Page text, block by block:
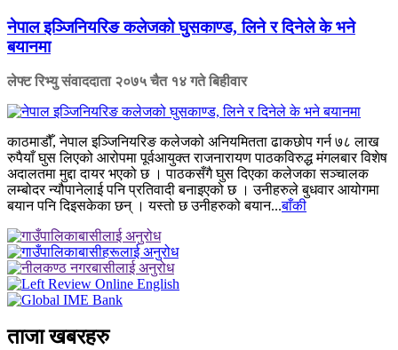
नेपाल इञ्जिनियरिङ कलेजको घुसकाण्ड, लिने र दिनेले के भने
बयानमा
लेफ्ट रिभ्यु संवाददाता २०७५ चैत १४ गते बिहीवार
काठमाडौँ, नेपाल इञ्जिनियरिङ कलेजको अनियमितता ढाकछोप गर्न ७८ लाख
रुपैयाँ घुस लिएको आरोपमा पूर्वआयुक्त राजनारायण पाठकविरुद्ध मंगलबार विशेष
अदालतमा मुद्दा दायर भएको छ । पाठकसँगै घुस दिएका कलेजका सञ्चालक
लम्बोदर न्यौपानेलाई पनि प्रतिवादी बनाइएको छ । उनीहरुले बुधवार आयोगमा
बयान पनि दिइसकेका छन् । यस्तो छ उनीहरुको बयान...बाँकी
ताजा खबरहरु